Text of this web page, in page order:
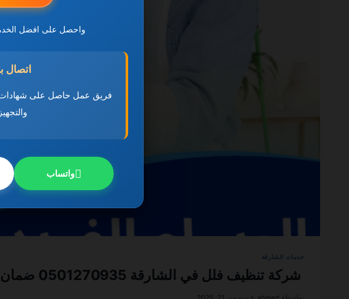
خدمات الشارقة
شركة تنظيف فلل في الشارقة 0501270935 ضمان مدى الحياة
واحصل على افضل
اتصال
فريق عمل حاصل على شهادات
والتجهيز
واتساب